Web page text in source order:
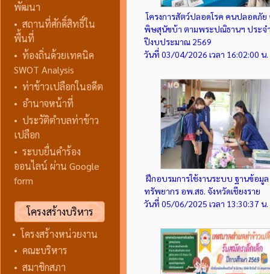
พัฒนา
• สถานที่ศักดิ์สิทธิ์ใน
พื้นที่
• ท้องถิ่นด้วยเทคนิค
SWOT Analysis
• ท่าข้าวเปลือกในอดีต
• อำนาจหน้าที่
• ประวัติตำบลท่าข้าว
เปลือก
• ระบบยื่นคำร้อง
ออนไลน์ ผ่าน Google
form
โครงสร้างบริหาร
• โครงสร้างหน่วยงาน
• คณะบริหาร
• สมาชิกสภา
โครงการสัตว์ปลอดโรค คนปลอดภัย
พิษสุนัขบ้า ตามพระปณิธานฯ ประจ
ปีงบประมาณ 2569
วันที่ 03/04/2026 เวลา 16:02:00 น.
ฝึกอบรมการใช้งานระบบ ฐานข้อมูล
ทรัพยากร อพ.สธ. จังหวัดเชียงราย
วันที่ 05/06/2025 เวลา 13:30:37 น.